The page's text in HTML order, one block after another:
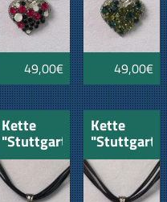
49,00€ 49,00€
Kette
"Stuttgart"
blau-
topas-
türkis
Kette
"Stuttgart"
aquamarin-
kristal-
pink